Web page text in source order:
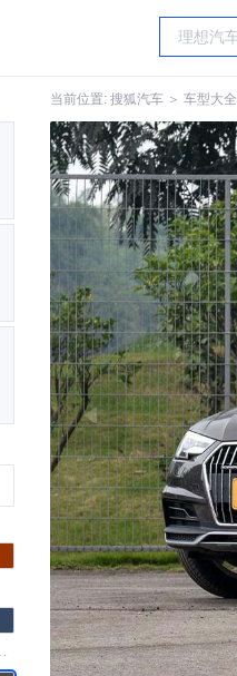
当前位置: 搜狐汽车 ＞ 车型大全